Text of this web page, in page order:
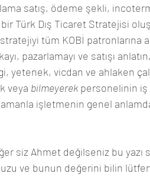
satış, ödeme şekli,
Türk Dış Ticaret Stratejisi
tüm KOBİ patronlarına
pazarlamayı ve satışı
yetenek, vicdan ve ahlaken
veya bilmeyerek personelinin
işletmenin genel
siz Ahmet değilseniz bu yazı
ve bunun değerini bilin